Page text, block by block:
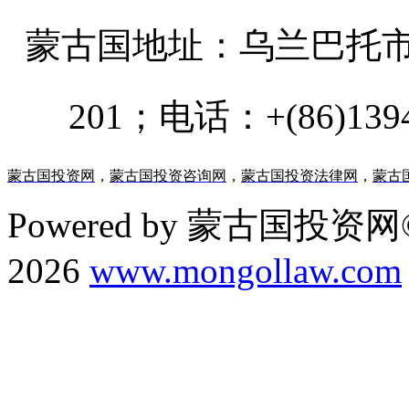
蒙古国地址： 乌兰巴托
201；电话：
蒙古国投资网 ， 蒙古国投资咨询网 ， 蒙古国投资法律网 ， 蒙古
Powered by 蒙古国投资
2026 www.mongollaw.com